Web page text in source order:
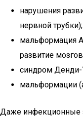
нарушения
нервной трубки);
мальформация
развитие
синдром Денди-
мальформации
Даже инфекционные